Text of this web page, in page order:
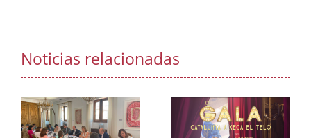
Noticias relacionadas